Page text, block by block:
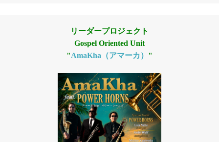
リーダープロジェクト
Gospel Oriented Unit
"AmaKha（アマーカ） "